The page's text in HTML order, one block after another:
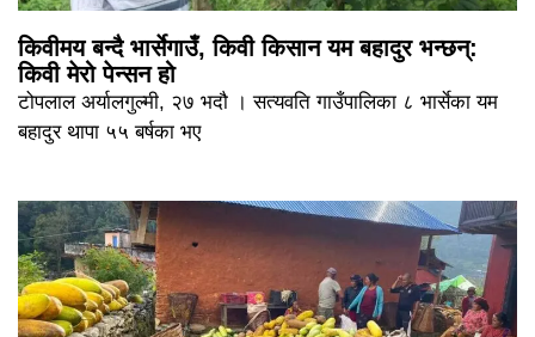
किवीमय बन्दै भार्सेगाउँ, किवी किसान यम बहादुर भन्छन्:
किवी मेरो पेन्सन हो
टोपलाल अर्यालगुल्मी, २७ भदौ । सत्यवति गाउँपालिका ८ भार्सेका यम
बहादुर थापा ५५ बर्षका भए